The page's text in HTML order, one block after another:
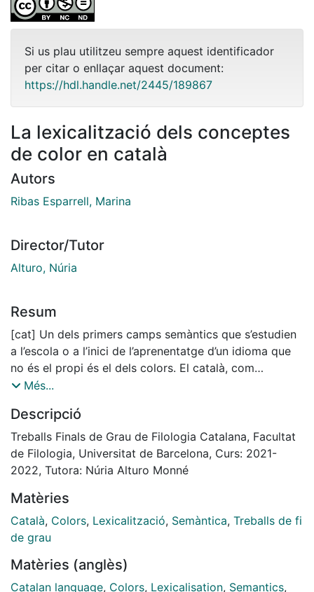
Si us plau utilitzeu sempre aquest identificador
per citar o enllaçar aquest document:
https://hdl.handle.net/2445/189867
La lexicalització dels conceptes
de color en català
Autors
Ribas Esparrell, Marina
Director/Tutor
Alturo, Núria
Resum
[cat] Un dels primers camps semàntics que s’estudien
a l’escola o a l’inici de l’aprenentatge d’un idioma que
no és el propi és el dels colors. El català, com
qualsevol altra llengua, disposa de diverses formes i
noms, però, que són més utilitzats que d’altres. En
aquest sentit, el present treball té com a objectiu fer
una anàlisi dels noms de colors en català. Més
concretament, pretenem observar com es lexicalitzen
des d’una perspectiva lingüística s’analitzarà la
terminologia cromàtica catalana mitjançant una
metodologia experimental que ens permeti determinar
d’altres i si aquests últims es creen en les perifèries
semàntiques i discursives.
Més...
Descripció
Treballs Finals de Grau de Filologia Catalana, Facultat
de Filologia, Universitat de Barcelona, Curs: 2021-
2022, Tutora: Núria Alturo Monné
Matèries
Català, Colors, Lexicalització, Semàntica, Treballs de fi
de grau
Matèries (anglès)
Catalan language, Colors, Lexicalisation, Semantics,